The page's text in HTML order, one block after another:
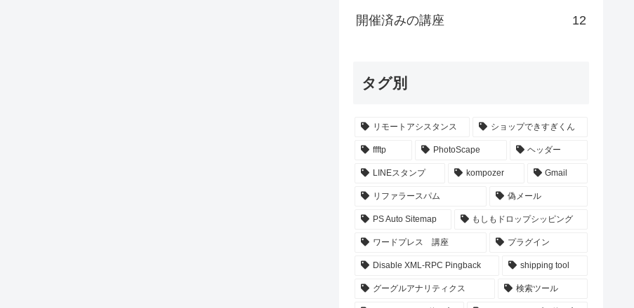
開催済みの講座 12
タグ別
リモートアシスタンス ショップできすぎくん
ffftp PhotoScape ヘッダー
LINEスタンプ kompozer Gmail
リファラースパム 偽メール
PS Auto Sitemap もしもドロップシッピング
ワードプレス 講座 プラグイン
Disable XML-RPC Pingback shipping tool
グーグルアナリティクス 検索ツール